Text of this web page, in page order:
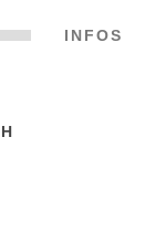
INFOS